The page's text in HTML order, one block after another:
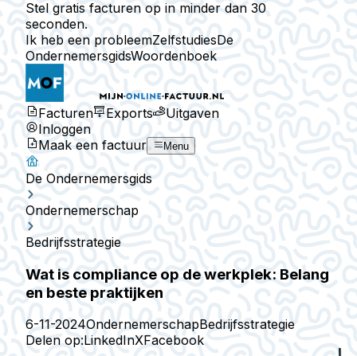
Stel gratis facturen op in minder dan 30
seconden.
Ik heb een probleemZelfstudiesDe
OndernemersgidsWoordenboek
Facturen Exports
Uitgaven
Inloggen
Maak een factuur
Menu
De Ondernemersgids
Ondernemerschap
Bedrijfsstrategie
Wat is compliance op de werkplek: Belang
en beste praktijken
6-11-2024OndernemerschapBedrijfsstrategie
Delen op:LinkedInXFacebook